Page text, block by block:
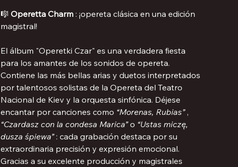
🎼 Operetta Charm: ¡opereta clásica en una edición
magistral!
El álbum "Operetki Czar" es una verdadera fiesta
para los amantes de los sonidos de opereta.
Contiene las más bellas arias y duetos interpretados
por talentosos solistas de la Opereta del Teatro
Nacional de Kiev y la orquesta sinfónica. Déjese
encantar por canciones como “Morenas, Rubias”,
“Czardasz con la condesa Marica”o “Ustas miczę,
dusza śpiewa”: cada grabación destaca por su
extraordinaria precisión y expresión emocional.
Gracias a su excelente producción y magistrales